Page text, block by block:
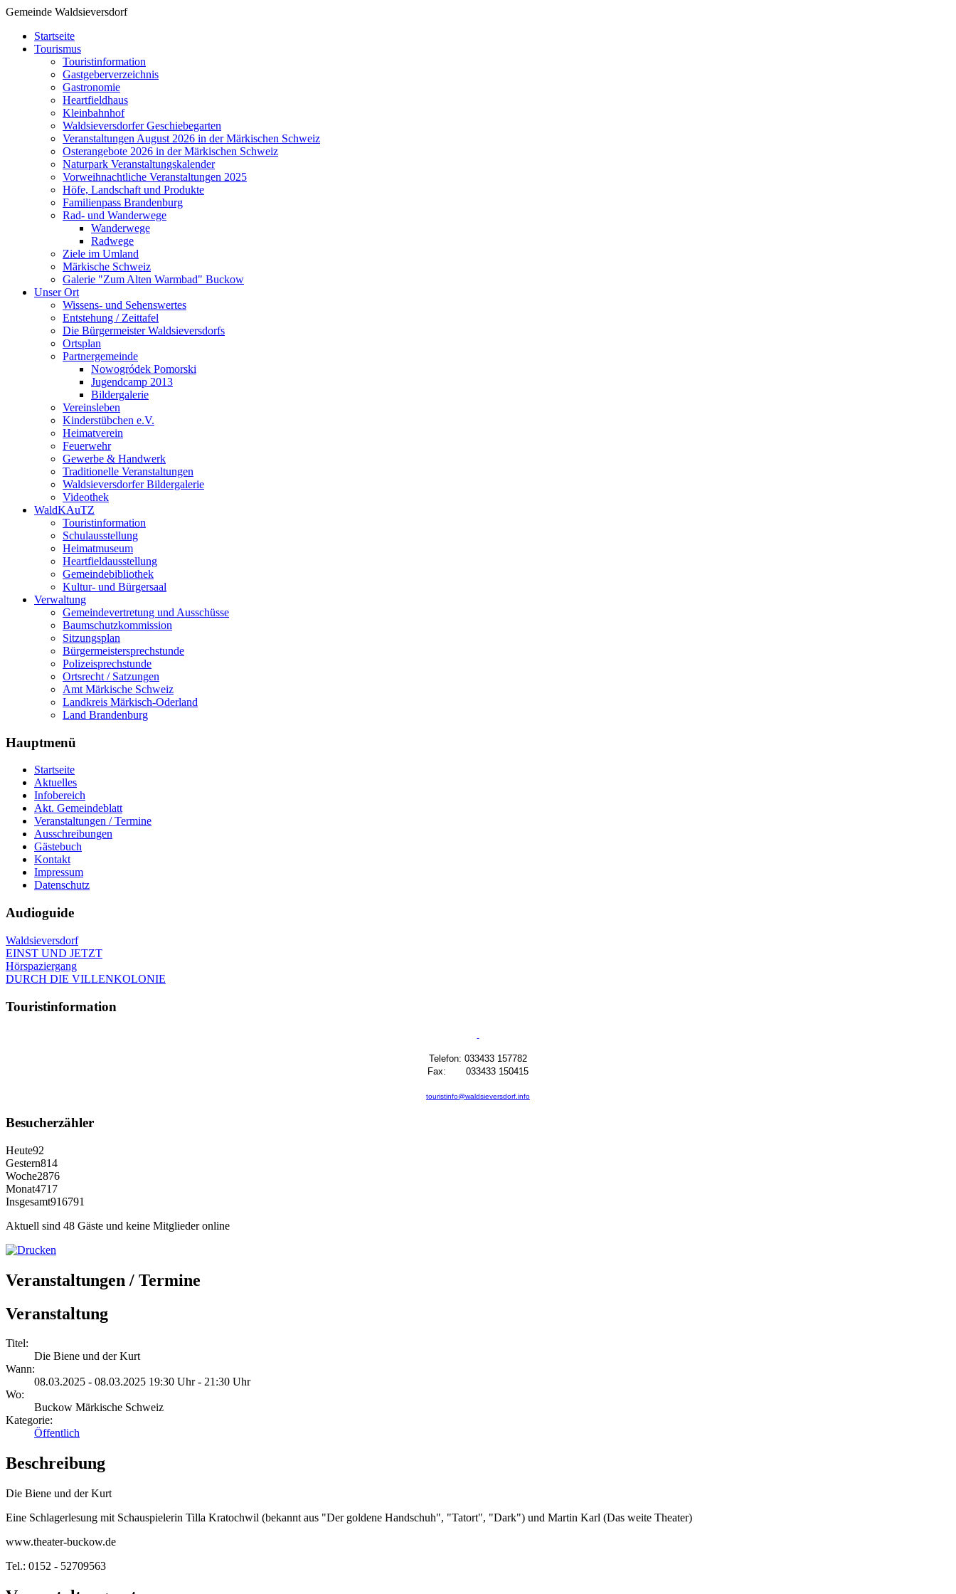
Gemeinde Waldsieversdorf
Startseite
Tourismus
Touristinformation
Gastgeberverzeichnis
Gastronomie
Heartfieldhaus
Kleinbahnhof
Waldsieversdorfer Geschiebegarten
Veranstaltungen August 2026 in der Märkischen Schweiz
Osterangebote 2026 in der Märkischen Schweiz
Naturpark Veranstaltungskalender
Vorweihnachtliche Veranstaltungen 2025
Höfe, Landschaft und Produkte
Familienpass Brandenburg
Rad- und Wanderwege
Wanderwege
Radwege
Ziele im Umland
Märkische Schweiz
Galerie "Zum Alten Warmbad" Buckow
Unser Ort
Wissens- und Sehenswertes
Entstehung / Zeittafel
Die Bürgermeister Waldsieversdorfs
Ortsplan
Partnergemeinde
Nowogródek Pomorski
Jugendcamp 2013
Bildergalerie
Vereinsleben
Kinderstübchen e.V.
Heimatverein
Feuerwehr
Gewerbe & Handwerk
Traditionelle Veranstaltungen
Waldsieversdorfer Bildergalerie
Videothek
WaldKAuTZ
Touristinformation
Schulausstellung
Heimatmuseum
Heartfieldausstellung
Gemeindebibliothek
Kultur- und Bürgersaal
Verwaltung
Gemeindevertretung und Ausschüsse
Baumschutzkommission
Sitzungsplan
Bürgermeistersprechstunde
Polizeisprechstunde
Ortsrecht / Satzungen
Amt Märkische Schweiz
Landkreis Märkisch-Oderland
Land Brandenburg
Hauptmenü
Startseite
Aktuelles
Infobereich
Akt. Gemeindeblatt
Veranstaltungen / Termine
Ausschreibungen
Gästebuch
Kontakt
Impressum
Datenschutz
Audioguide
Waldsieversdorf
EINST UND JETZT
Hörspaziergang
DURCH DIE VILLENKOLONIE
Touristinformation
Telefon: 033433 157782
Fax: 033433 150415
touristinfo@waldsieversdorf.info
Besucherzähler
Heute92
Gestern814
Woche2876
Monat4717
Insgesamt916791
Aktuell sind 48 Gäste und keine Mitglieder online
Veranstaltungen / Termine
Veranstaltung
Titel:
Die Biene und der Kurt
Wann:
08.03.2025 - 08.03.2025 19:30 Uhr - 21:30 Uhr
Wo:
Buckow Märkische Schweiz
Kategorie:
Öffentlich
Beschreibung
Die Biene und der Kurt
Eine Schlagerlesung mit Schauspielerin Tilla Kratochwil (bekannt aus "Der goldene Handschuh", "Tatort", "Dark") und Martin Karl (Das weite Theater)
www.theater-buckow.de
Tel.: 0152 - 52709563